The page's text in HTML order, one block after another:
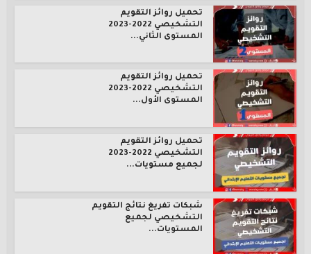
تحميل روائز التقويم
التشخيصي 2022-2023
المستوى الثاني...
تحميل روائز التقويم
التشخيصي 2022-2023
المستوى الأول...
تحميل روائز التقويم
التشخيصي 2022-2023
لجميع مستويات...
شبكات تفريغ نتائج التقويم
التشخيصي لجميع
المستويات...